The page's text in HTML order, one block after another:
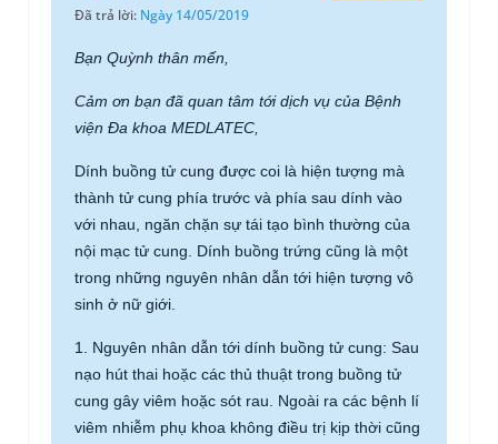
Đã trả lời: Ngày 14/05/2019
Bạn Quỳnh thân mến,
Cảm ơn bạn đã quan tâm tới dịch vụ của Bệnh
viện Đa khoa MEDLATEC,
Dính buồng tử cung được coi là hiện tượng mà
thành tử cung phía trước và phía sau dính vào
với nhau, ngăn chặn sự tái tạo bình thường của
nội mạc tử cung. Dính buồng trứng cũng là một
trong những nguyên nhân dẫn tới hiện tượng vô
sinh ở nữ giới.
1. Nguyên nhân dẫn tới dính buồng tử cung: Sau
nạo hút thai hoặc các thủ thuật trong buồng tử
cung gây viêm hoặc sót rau. Ngoài ra các bệnh lí
viêm nhiễm phụ khoa không điều trị kịp thời cũng